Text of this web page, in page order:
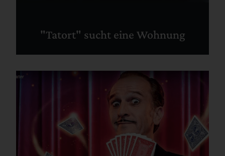
"Tatort" sucht eine Wohnung